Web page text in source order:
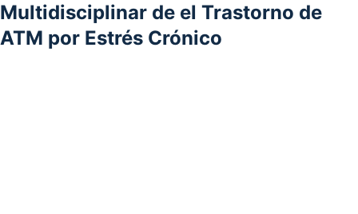
Multidisciplinar de el Trastorno de
ATM por Estrés Crónico